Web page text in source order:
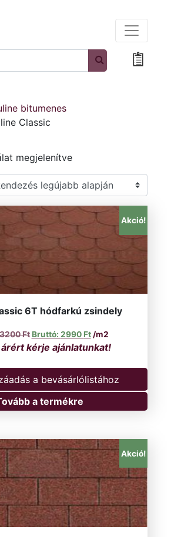
bitumenes
Classic
megjelenítveSorted by latest
Akció!
6T hódfarkú zsindely
Ft Original price was: 3200 Ft.
2990 FtCurrent price is:
/m2
a bevásárlólistához
a termékre
Akció!